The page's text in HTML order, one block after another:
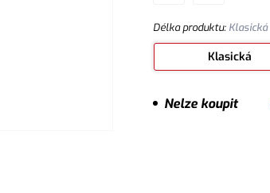
Délka produktu: Klasická
Klasická
Nelze koupit